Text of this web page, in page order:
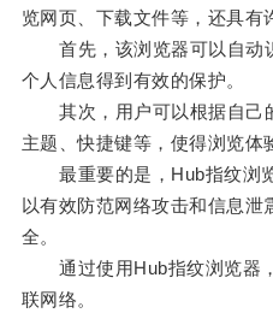
览网页、下载文件等，还具有
首先，该浏览器可以自动
个人信息得到有效的保护。
其次，用户可以根据自己
主题、快捷键等，使得浏览体
最重要的是，Hub指纹浏
以有效防范网络攻击和信息泄
全。
通过使用Hub指纹浏览器
联网络。